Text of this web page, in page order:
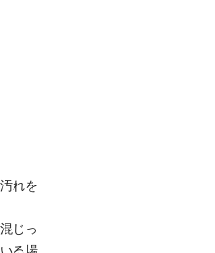
れを
じっ